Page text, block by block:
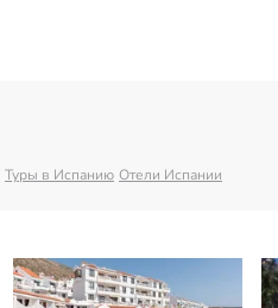
Туры в Испанию Отели Испании